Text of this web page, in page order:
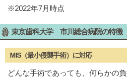
※2022年7月時点
東京歯科大学 市川総合病院の特徴
MIS（最小侵襲手術）に対応
どんな手術であっても、何らかの